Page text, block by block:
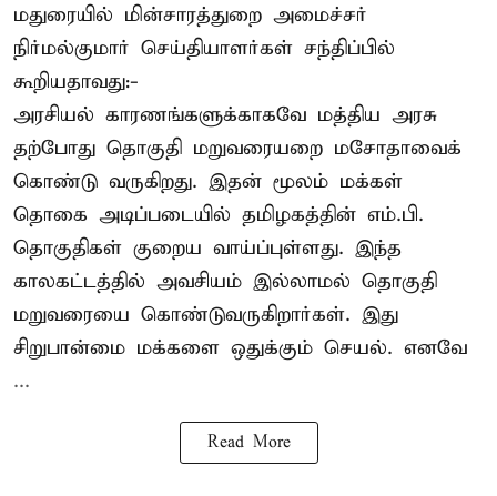
மதுரையில் மின்சாரத்துறை அமைச்சர்
நிர்மல்குமார் செய்தியாளர்கள் சந்திப்பில்
கூறியதாவது:-
அரசியல் காரணங்களுக்காகவே மத்திய அரசு
தற்போது தொகுதி மறுவரையறை மசோதாவைக்
கொண்டு வருகிறது. இதன் மூலம் மக்கள்
தொகை அடிப்படையில் தமிழகத்தின் எம்.பி.
தொகுதிகள் குறைய வாய்ப்புள்ளது. இந்த
காலகட்டத்தில் அவசியம் இல்லாமல் தொகுதி
மறுவரையை கொண்டுவருகிறார்கள். இது
சிறுபான்மை மக்களை ஒதுக்கும் செயல். எனவே
...
Read More